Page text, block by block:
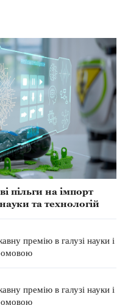
пільги на імпорт
та технологій
премію в галузі науки і
премію в галузі науки і